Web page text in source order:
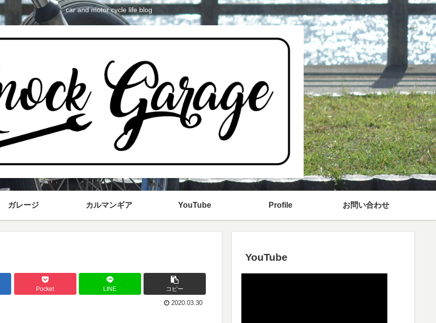
car and motor cycle life blog
ガレージ カルマンギア YouTube Profile お問い合わせ
Pocket LINE コピー
2020.03.30
YouTube